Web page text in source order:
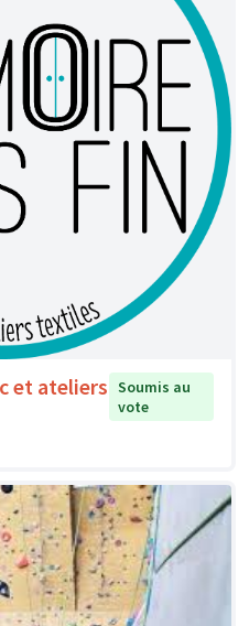
et ateliers Soumis au
vote